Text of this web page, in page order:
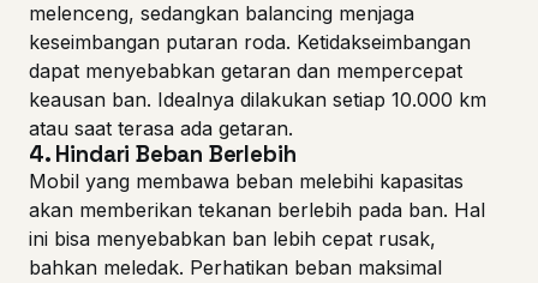
melenceng, sedangkan balancing menjaga
keseimbangan putaran roda. Ketidakseimbangan
dapat menyebabkan getaran dan mempercepat
keausan ban. Idealnya dilakukan setiap 10.000 km
atau saat terasa ada getaran.
4. Hindari Beban Berlebih
Mobil yang membawa beban melebihi kapasitas
akan memberikan tekanan berlebih pada ban. Hal
ini bisa menyebabkan ban lebih cepat rusak,
bahkan meledak. Perhatikan beban maksimal